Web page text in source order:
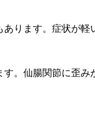
ります。症状が軽
。仙腸関節に歪